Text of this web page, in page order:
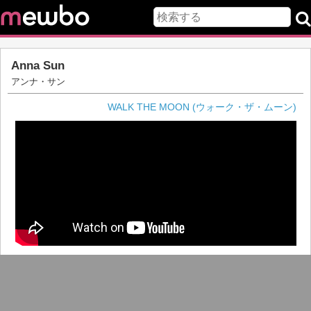
Anna Sun
アンナ・サン
WALK THE MOON (ウォーク・ザ・ムーン)